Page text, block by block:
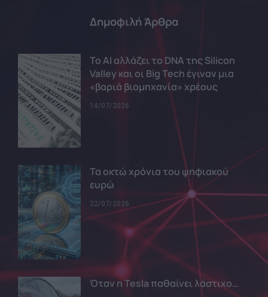
Δημοφιλή Άρθρα
Το AI αλλάζει το DNA της Silicon
Valley και οι Big Tech έγιναν μια
«βαριά βιομηχανία» χρέους
14/07/2026
Τα οκτώ χρόνια του ψηφιακού
ευρώ
22/07/2026
Όταν η Tesla παθαίνει λάστιχο…